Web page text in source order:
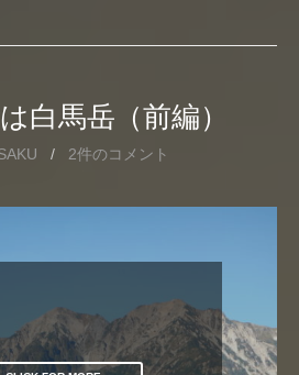
白馬岳（前編）
/ 2件のコメント